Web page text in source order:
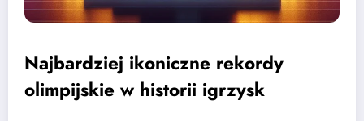
Najbardziej ikoniczne rekordy
olimpijskie w historii igrzysk